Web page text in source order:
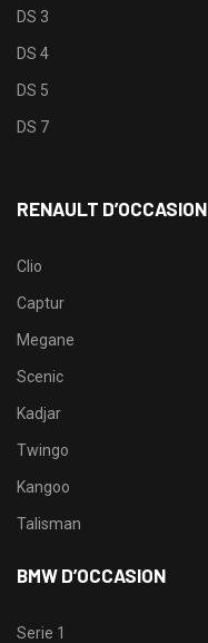
DS 3
DS 4
DS 5
DS 7
RENAULT D’OCCASION
Clio
Captur
Megane
Scenic
Kadjar
Twingo
Kangoo
Talisman
BMW D’OCCASION
Serie 1